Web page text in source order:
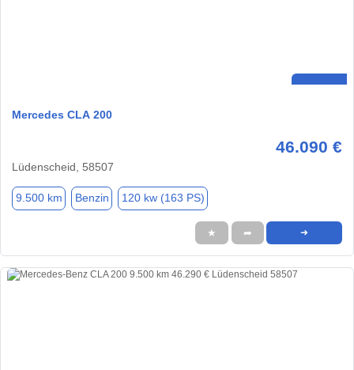
Mercedes CLA 200
46.090 €
Lüdenscheid, 58507
9.500 km Benzin 120 kw (163 PS)
★ ➦ ➜